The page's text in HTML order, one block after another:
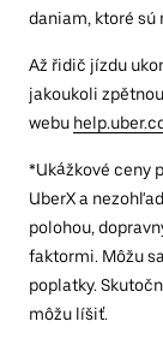
daniam, ktoré sú
Až řidič jízdu
jakoukoli
webu
*Ukážkové ceny
UberX a
polohou,
faktormi. Môžu
poplatky.
môžu líšiť.